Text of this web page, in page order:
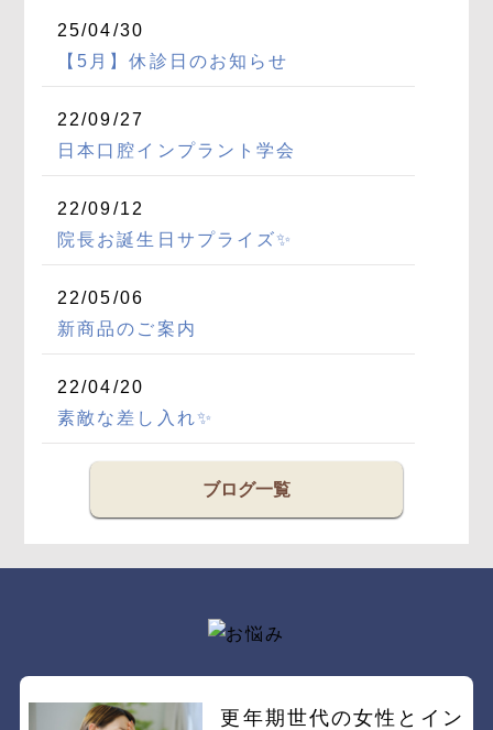
25/04/30
【5月】休診日のお知らせ
22/09/27
日本口腔インプラント学会
22/09/12
院長お誕生日サプライズ✨
22/05/06
新商品のご案内
22/04/20
素敵な差し入れ✨
ブログ一覧
更年期世代の女性とイン